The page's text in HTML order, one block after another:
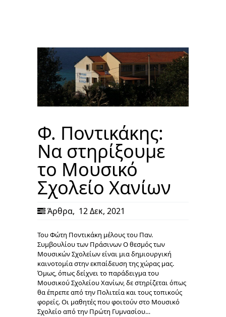
Φ. Ποντικάκης:
Να στηρίξουμε
το Μουσικό
Σχολείο Χανίων
Άρθρα, 12 Δεκ, 2021
Του Φώτη Ποντικάκη μέλους του Παν.
Συμβουλίου των Πράσινων Ο θεσμός των
Μουσικών Σχολείων είναι μια δημιουργική
καινοτομία στην εκπαίδευση της χώρας μας.
Όμως, όπως δείχνει το παράδειγμα του
Μουσικού Σχολείου Χανίων, δε στηρίζεται όπως
θα έπρεπε από την Πολιτεία και τους τοπικούς
φορείς. Οι μαθητές που φοιτούν στο Μουσικό
Σχολείο από την Πρώτη Γυμνασίου…